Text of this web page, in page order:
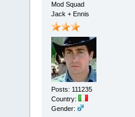
Mod Squad
Jack + Ennis
Posts: 111235
Country:
Gender: